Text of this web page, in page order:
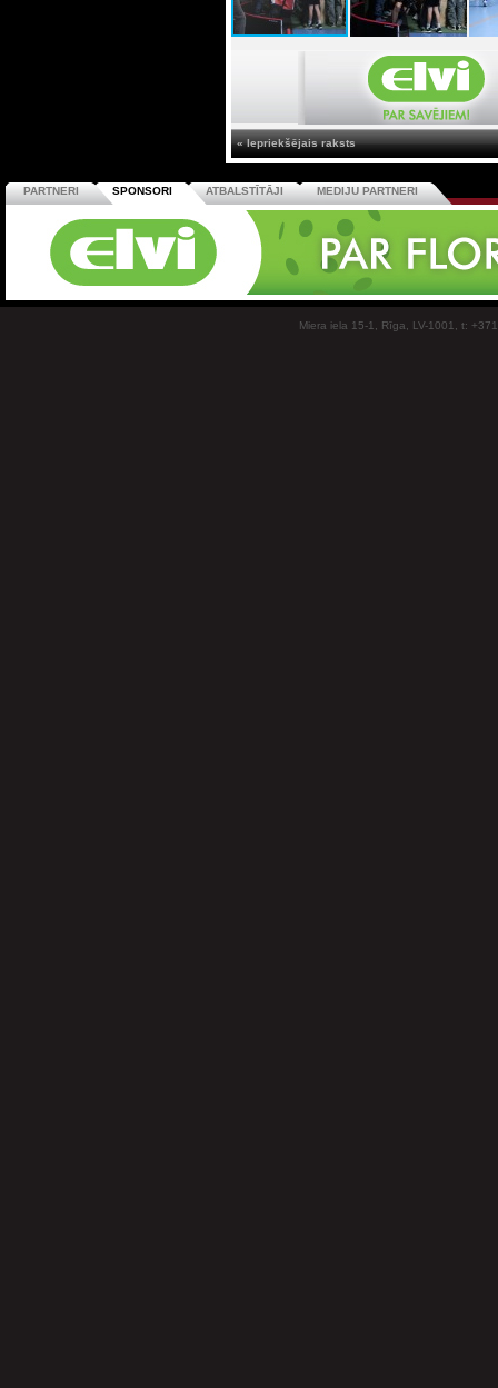
« Iepriekšējais raksts
PARTNERI SPONSORI ATBALSTĪTĀJI MEDIJU PARTNERI
Miera iela 15-1, Rīga, LV-1001, t: